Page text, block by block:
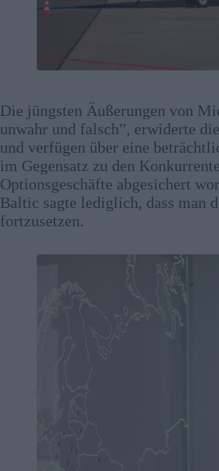
Die jüngsten Äußerungen von
unwahr und falsch”, erwiderte
und verfügen über eine
im Gegensatz zu den
Optionsgeschäfte abgesichert
Baltic sagte lediglich, dass man
fortzusetzen.